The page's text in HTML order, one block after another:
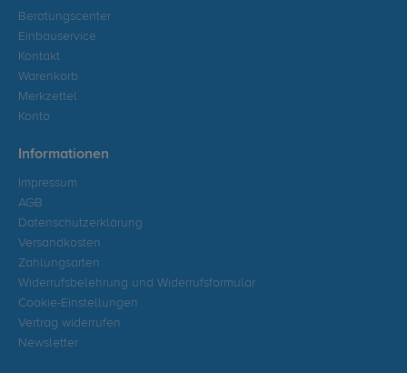
Beratungscenter
Einbauservice
Kontakt
Warenkorb
Merkzettel
Konto
Informationen
Impressum
AGB
Datenschutzerklärung
Versandkosten
Zahlungsarten
Widerrufsbelehrung und Widerrufsformular
Cookie-Einstellungen
Vertrag widerrufen
Newsletter